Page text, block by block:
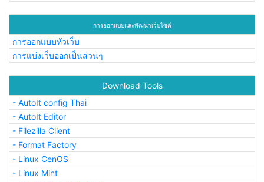
การออกแบบและพัฒนาเว็บไซต์
การออกแบบหัวเว็บ
การแบ่งเว็บออกเป็นส่วนๆ
Download Tools
- AutoIt config Thai
- AutoIt Editor
- Filezilla Client
- Format Factory
- Linux CenOS
- Linux Mint